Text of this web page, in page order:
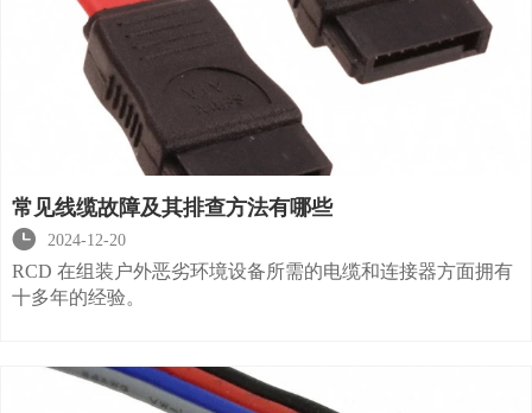
常见线缆故障及其排查方法有哪些

2024-12-20
RCD 在组装户外恶劣环境设备所需的电缆和连接器方面拥有
十多年的经验。